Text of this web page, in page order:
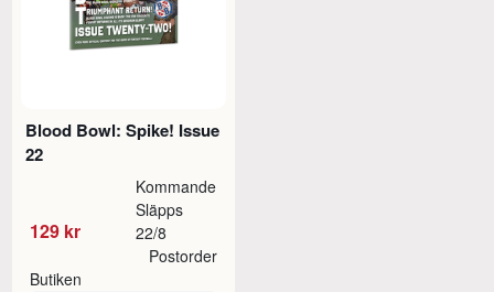
Blood Bowl: Spike! Issue
22
129 kr
Kommande
Släpps
22/8
Butiken
Postorder